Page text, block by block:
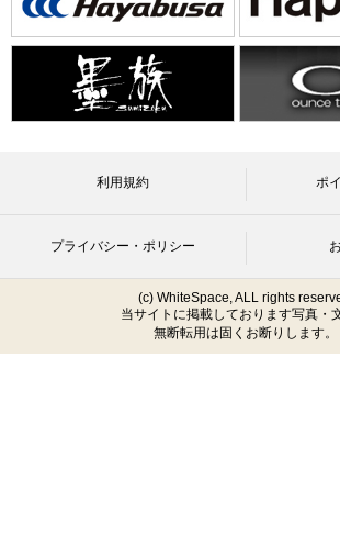
利用規約 ポ
プライバシー・ポリシー
(c) WhiteSpace, ALL rights
当サイトに掲載しております写真・
無断転用は固くお断りします。